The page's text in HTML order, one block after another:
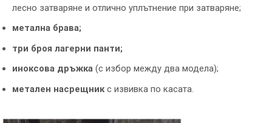
лесно затваряне и отлично уплътнение при затваряне;
метална брава;
три броя лагерни панти;
иноксова дръжка (с избор между два модела);
метален насрещник с извивка по касата.